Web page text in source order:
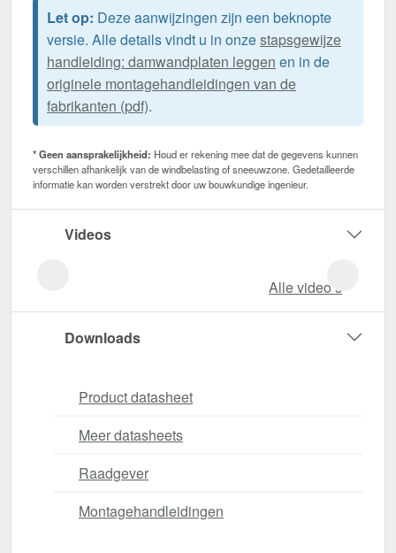
Let op: Deze aanwijzingen zijn een beknopte
versie. Alle details vindt u in onzestapsgewijze
handleiding: damwandplaten leggen en in de
originele montagehandleidingen van de
fabrikanten (pdf).
* Geen aansprakelijkheid: Houd er rekening mee dat de gegevens kunnen
verschillen afhankelijk van de windbelasting of sneeuwzone. Gedetailleerde
informatie kan worden verstrekt door uw bouwkundige ingenieur.
Videos
Alle video‘s
Downloads
Product datasheet
Meer datasheets
Raadgever
Montagehandleidingen